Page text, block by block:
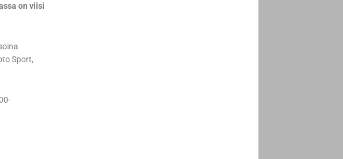
on viisi
Sport,